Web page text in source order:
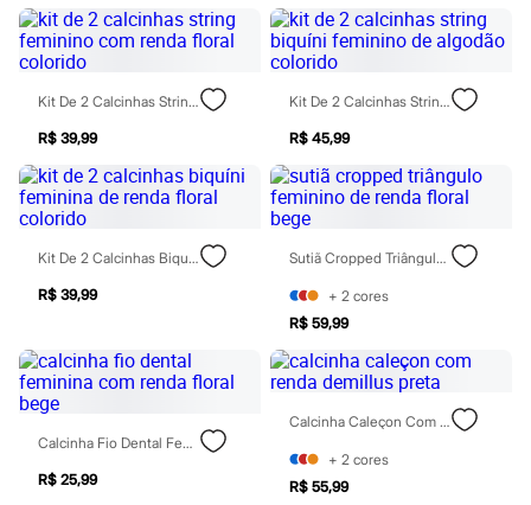
Todos os produtos
Infantil
Em alta
Arrumadinho para os meninos
Romântico para as meninas
Novidades
Roupas menina
0 a 24 meses
1 a 5 anos
4 a 12 anos
10 a 16 anos
Roupas menino
0 a 24 meses
10 a 16 anos
Acessórios
Recém-nascido
Bolsas e Mochilas
Chapéus
Botas
Kit De 2 Calcinhas String Feminino Com Renda Floral Colorido
R$ 39,99
Kit De 2 Calcinhas String Biquíni Feminino De Algodão Colorido
R$ 45,99
Kit De 2 Calcinhas Biquíni Feminina De Renda Floral Colorido
R$ 39,99
Sutiã Cropped Triângulo Feminino De Renda Floral Bege
+ 2 cores
R$ 59,99
Calcinha Fio Dental Feminina Com Renda Floral Bege
R$ 25,99
Calcinha Caleçon Com Renda Demillus Preta
+ 2 cores
R$ 55,99